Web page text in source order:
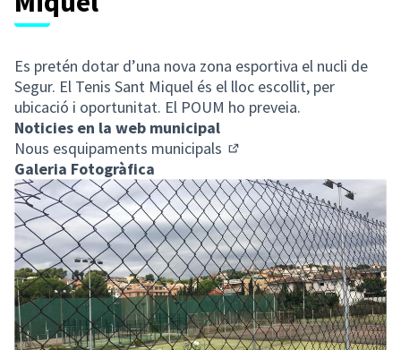
Es pretén dotar d’una nova zona esportiva el nucli de
Segur. El Tenis Sant Miquel és el lloc escollit, per
ubicació i oportunitat. El POUM ho preveia.
Noticies en la web municipal
Nous esquipaments municipals
Galeria Fotogràfica